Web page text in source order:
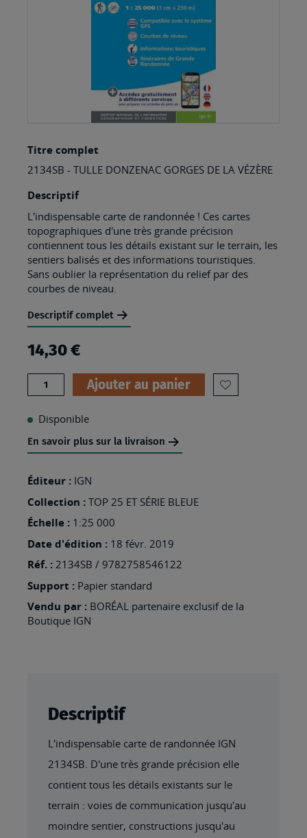
to
the
beginning
of
the
images
gallery
Titre complet
2134SB - TULLE DONZENAC GORGES DE LA VÉZÈRE
Descriptif
L'indispensable carte de randonnée ! Ces cartes
topographiques d'une très grande précision
contiennent tous les détails existant sur le terrain, les
sentiers balisés et des informations touristiques.
Sans oublier la représentation du relief par des
courbes de niveau.
Descriptif complet
14,30 €
Quantité Ajouter au panier
AJOUTER
Disponible
En savoir plus sur la livraison
Éditeur : IGN
Collection : TOP 25 ET SÉRIE BLEUE
Échelle : 1:25 000
Date d'édition : 18 févr. 2019
Réf. : 2134SB / 9782758546122
Support : Papier standard
Vendu par : BORÉAL partenaire exclusif de la
Boutique IGN
Descriptif
L'indispensable carte de randonnée IGN
2134SB. D'une très grande précision elle
contient tous les détails existants sur le
terrain : voies de communication jusqu'au
moindre sentier, constructions jusqu'au